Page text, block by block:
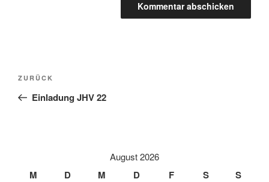
Beitragsnavigation
Vorheriger
Beitrag
ZURÜCK
Einladung JHV 22
August 2026
M D M D F S S